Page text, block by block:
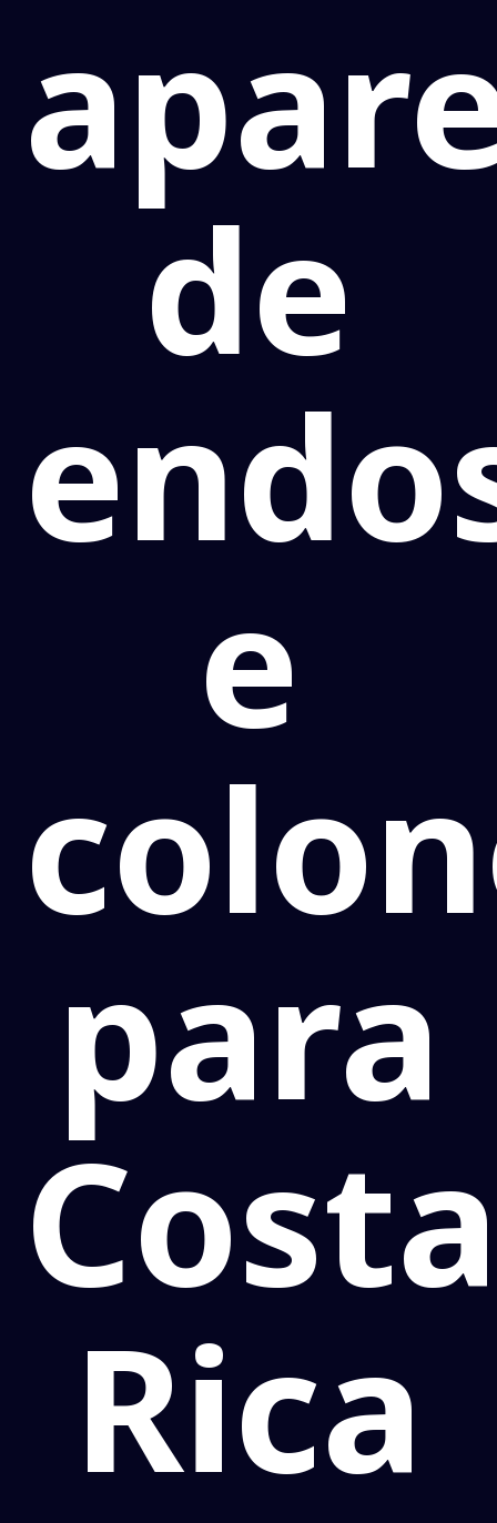
de
e
para
Rica